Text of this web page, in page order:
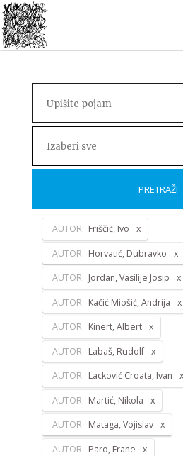
Izaberi sve
PRETRAŽI
AUTOR: Friščić, Ivo
AUTOR: Horvatić, Dubravko
AUTOR: Jordan, Vasilije Josip
AUTOR: Kačić Miošić, Andrija
AUTOR: Kinert, Albert
AUTOR: Labaš, Rudolf
AUTOR: Lacković Croata, Ivan
AUTOR: Martić, Nikola
AUTOR: Mataga, Vojislav
AUTOR: Paro, Frane